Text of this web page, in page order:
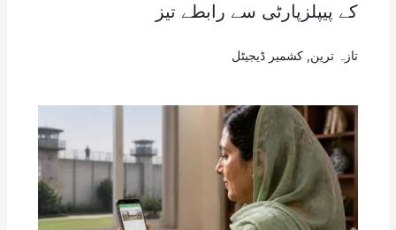
کے پیپلزپارٹی سے رابطے تیز
تازہ ترین کشمیر ڈیجیٹل